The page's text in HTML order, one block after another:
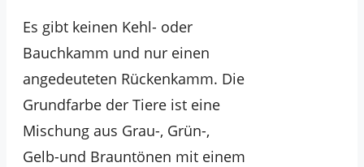
Es gibt keinen Kehl- oder
Bauchkamm und nur einen
angedeuteten Rückenkamm. Die
Grundfarbe der Tiere ist eine
Mischung aus Grau-, Grün-,
Gelb-und Brauntönen mit einem